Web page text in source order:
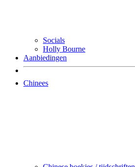
Socials
Holly Bourne
Aanbiedingen
Chinees